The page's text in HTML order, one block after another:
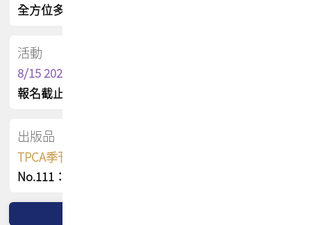
全方位多元曝光方案
活動
8/15 2026 TPCA健康盃保齡球聯誼賽
報名截止日 : 8/3 活動日期 : 8/15
出版品
TPCA季刊 FREE 線上版
No.111：PCB全球風險布局與韌性